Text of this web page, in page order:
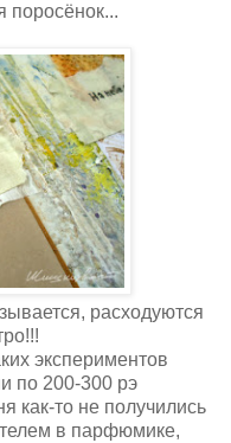
поросёнок...
расходуются
экспериментов
по 200-300 рэ
как-то не получились
в парфюмике,